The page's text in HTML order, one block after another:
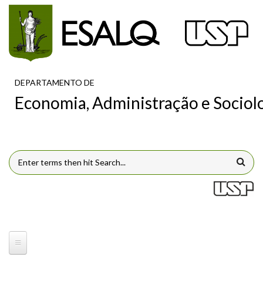
Pular para o conteúdo principal
DEPARTAMENTO DE
Economia, Administração e
FORMULÁRIO DE BUSCA